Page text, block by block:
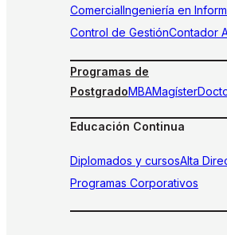
ComercialIngeniería en
Control de GestiónContador
Programas de
PostgradoMBAMagíster
Educación Continua
Diplomados y cursosAlta
Programas Corporativos